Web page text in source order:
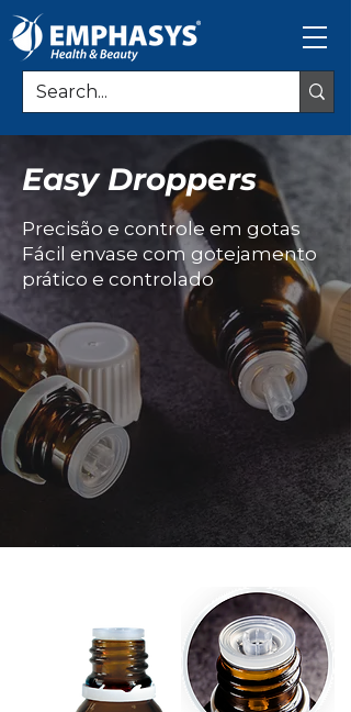
Easy Droppers
Precisão e controle em gotas
Fácil envase com gotejamento
prático e controlado